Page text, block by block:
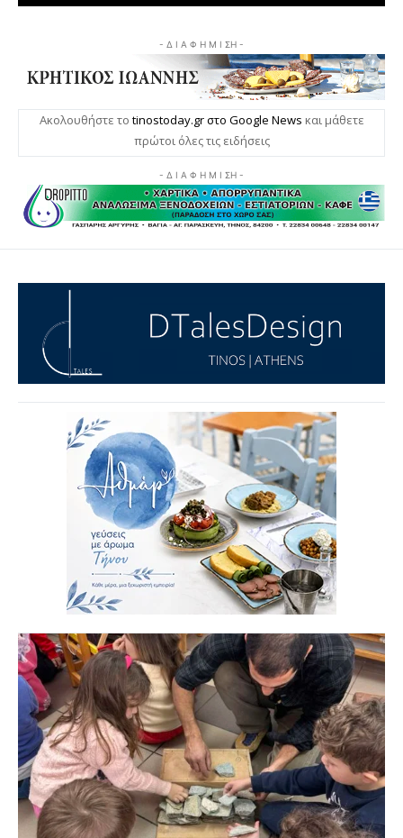
- Δ Ι Α Φ Η Μ Ι ΣΗ -
Ακολουθήστε το tinostoday.gr στο Google News και μάθετε
πρώτοι όλες τις ειδήσεις
- Δ Ι Α Φ Η Μ Ι ΣΗ -